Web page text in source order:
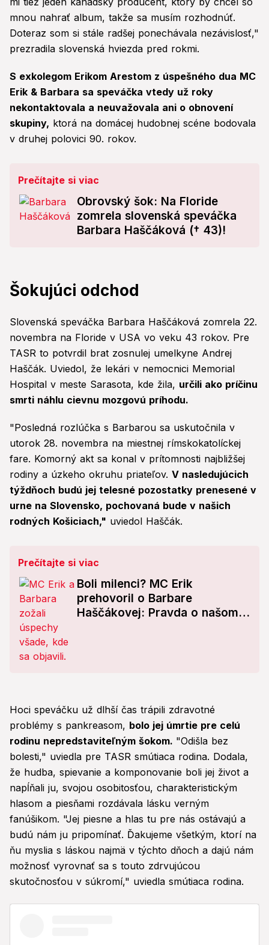
mnou nahrať album, takže sa musím rozhodnúť.
Doteraz som si stále radšej ponechávala nezávislosť,"
prezradila slovenská hviezda pred rokmi.
S exkolegom Erikom Arestom z úspešného dua MC
Erik & Barbara sa speváčka vtedy už roky
nekontaktovala a neuvažovala ani o obnovení
skupiny, ktorá na domácej hudobnej scéne bodovala
v druhej polovici 90. rokov.
Prečítajte si viac
Obrovský šok: Na Floride
zomrela slovenská speváčka
Barbara Haščáková († 43)!
Šokujúci odchod
Slovenská speváčka Barbara Haščáková zomrela 22.
novembra na Floride v USA vo veku 43 rokov. Pre
TASR to potvrdil brat zosnulej umelkyne Andrej
Haščák. Uviedol, že lekári v nemocnici Memorial
Hospital v meste Sarasota, kde žila, určili ako príčinu
smrti náhlu cievnu mozgovú príhodu.
"Posledná rozlúčka s Barbarou sa uskutočnila v
utorok 28. novembra na miestnej rímskokatolíckej
fare. Komorný akt sa konal v prítomnosti najbližšej
rodiny a úzkeho okruhu priateľov. V nasledujúcich
týždňoch budú jej telesné pozostatky prenesené v
urne na Slovensko, pochovaná bude v našich
rodných Košiciach," uviedol Haščák.
Prečítajte si viac
Boli milenci? MC Erik
prehovoril o Barbare
Haščákovej: Pravda o našom
Hoci speváčku už dlhší čas trápili zdravotné
problémy s pankreasom, bolo jej úmrtie pre celú
rodinu nepredstaviteľným šokom. "Odišla bez
bolesti," uviedla pre TASR smútiaca rodina. Dodala,
že hudba, spievanie a komponovanie boli jej život a
napĺňali ju, svojou osobitosťou, charakteristickým
hlasom a piesňami rozdávala lásku verným
fanúšikom. "Jej piesne a hlas tu pre nás ostávajú a
budú nám ju pripomínať. Ďakujeme všetkým, ktorí na
ňu myslia s láskou najmä v týchto dňoch a dajú nám
možnosť vyrovnať sa s touto zdrvujúcou
skutočnosťou v súkromí," uviedla smútiaca rodina.